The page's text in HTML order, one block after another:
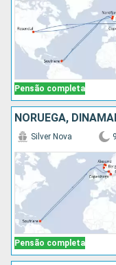
Pensão completa
NORUEGA,
Pensão completa
Silver Nova